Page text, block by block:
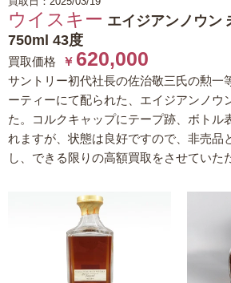
ウイスキー エイジアンノウン
750ml 43度
買取価格 ￥ 620,000
サントリー初代社長の佐治敬三氏の勲一
ーティーにて配られた、エイジアンノウ
た。コルクキャップにテープ跡、ボトル
れますが、状態は良好ですので、非売品
し、できる限りの高額買取をさせていた